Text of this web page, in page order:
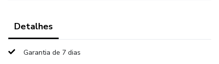
Detalhes
Garantia de 7 dias